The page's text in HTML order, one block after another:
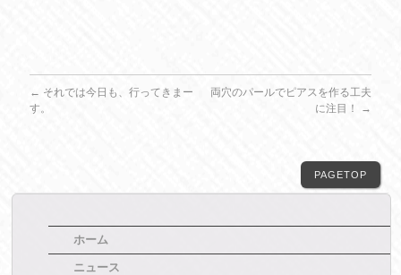
← それでは今日も、行ってきまー
す。
両穴のパールでピアスを作る工夫
に注目！
→
PAGETOP
ホーム
ニュース